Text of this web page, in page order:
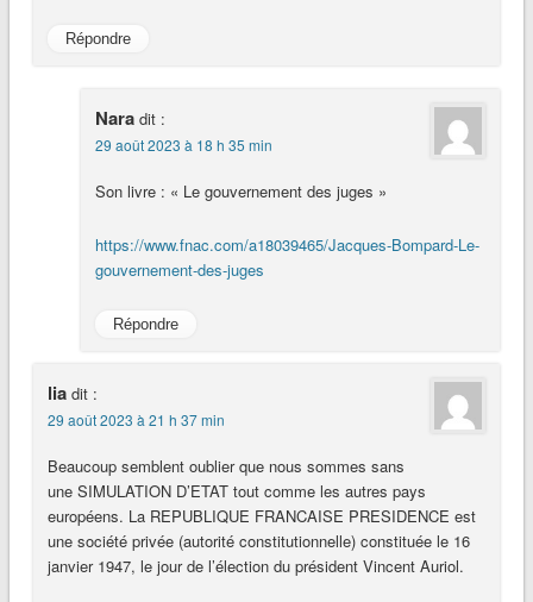
Répondre
Nara dit :
29 août 2023 à 18 h 35 min
Son livre : « Le gouvernement des juges »
https://www.fnac.com/a18039465/Jacques-Bompard-Le-
gouvernement-des-juges
Répondre
lia dit :
29 août 2023 à 21 h 37 min
Beaucoup semblent oublier que nous sommes sans
une SIMULATION D’ETAT tout comme les autres pays
européens. La REPUBLIQUE FRANCAISE PRESIDENCE est
une société privée (autorité constitutionnelle) constituée le 16
janvier 1947, le jour de l’élection du président Vincent Auriol.